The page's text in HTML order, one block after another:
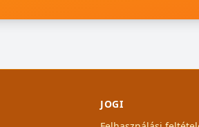
JOGI